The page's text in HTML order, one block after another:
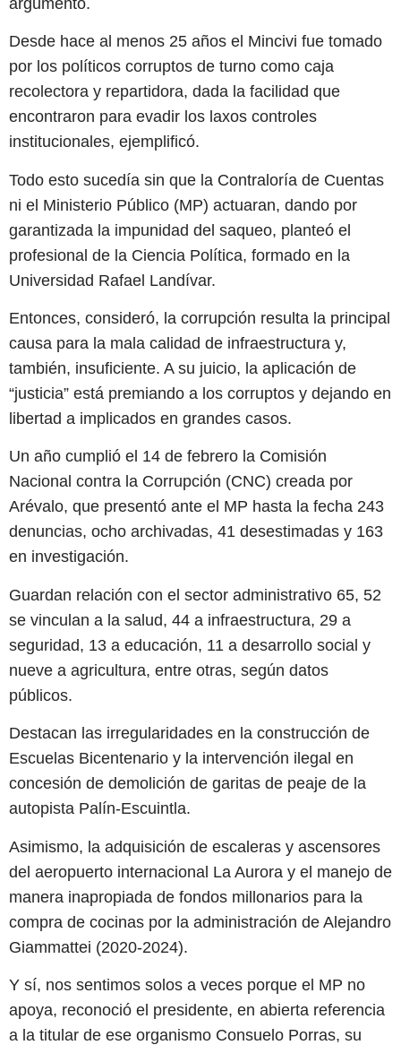
Desde hace al menos 25 años el Mincivi fue tomado
por los políticos corruptos de turno como caja
recolectora y repartidora, dada la facilidad que
encontraron para evadir los laxos controles
institucionales, ejemplificó.
Todo esto sucedía sin que la Contraloría de Cuentas
ni el Ministerio Público (MP) actuaran, dando por
garantizada la impunidad del saqueo, planteó el
profesional de la Ciencia Política, formado en la
Universidad Rafael Landívar.
Entonces, consideró, la corrupción resulta la principal
causa para la mala calidad de infraestructura y,
también, insuficiente. A su juicio, la aplicación de
“justicia” está premiando a los corruptos y dejando en
libertad a implicados en grandes casos.
Un año cumplió el 14 de febrero la Comisión
Nacional contra la Corrupción (CNC) creada por
Arévalo, que presentó ante el MP hasta la fecha 243
denuncias, ocho archivadas, 41 desestimadas y 163
en investigación.
Guardan relación con el sector administrativo 65, 52
se vinculan a la salud, 44 a infraestructura, 29 a
seguridad, 13 a educación, 11 a desarrollo social y
nueve a agricultura, entre otras, según datos
públicos.
Destacan las irregularidades en la construcción de
Escuelas Bicentenario y la intervención ilegal en
concesión de demolición de garitas de peaje de la
autopista Palín-Escuintla.
Asimismo, la adquisición de escaleras y ascensores
del aeropuerto internacional La Aurora y el manejo de
manera inapropiada de fondos millonarios para la
compra de cocinas por la administración de Alejandro
Giammattei (2020-2024).
Y sí, nos sentimos solos a veces porque el MP no
apoya, reconoció el presidente, en abierta referencia
a la titular de ese organismo Consuelo Porras, su